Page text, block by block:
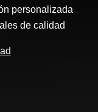
personalizada
de calidad